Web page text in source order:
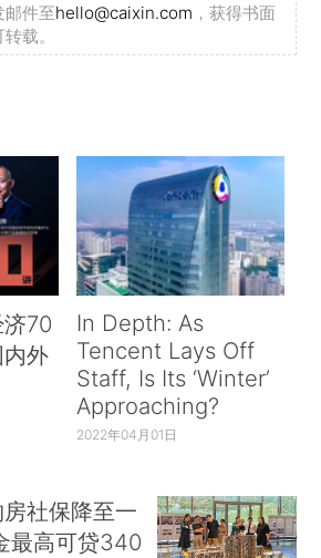
邮件至hello@caixin.com ，获得书面
载。
70
外
In Depth: As
Tencent Lays Off
Staff, Is Its ‘Winter’
Approaching?
2022年04月01日
社保降至一
最高可贷340